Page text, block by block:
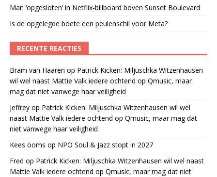
Man ‘opgesloten’ in Netflix-billboard boven Sunset Boulevard
Is de opgelegde boete een peulenschil voor Meta?
RECENTE REACTIES
Bram van Haaren op Patrick Kicken: Miljuschka Witzenhausen
wil wel naast Mattie Valk iedere ochtend op Qmusic, maar
mag dat niet vanwege haar veiligheid
Jeffrey op Patrick Kicken: Miljuschka Witzenhausen wil wel
naast Mattie Valk iedere ochtend op Qmusic, maar mag dat
niet vanwege haar veiligheid
Kees öoms op NPO Soul & Jazz stopt in 2027
Fred op Patrick Kicken: Miljuschka Witzenhausen wil wel naast
Mattie Valk iedere ochtend op Qmusic, maar mag dat niet